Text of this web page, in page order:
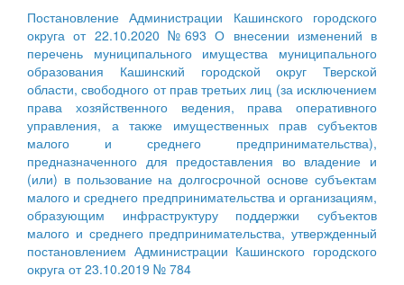
Постановление Администрации Кашинского городского
округа от 22.10.2020 №693 О внесении изменений в
перечень муниципального имущества муниципального
образования Кашинский городской округ Тверской
области, свободного от прав третьих лиц (за исключением
права хозяйственного ведения, права оперативного
управления, а также имущественных прав субъектов
малого и среднего предпринимательства),
предназначенного для предоставления во владение и
(или) в пользование на долгосрочной основе субъектам
малого и среднего предпринимательства и организациям,
образующим инфраструктуру поддержки субъектов
малого и среднего предпринимательства, утвержденный
постановлением Администрации Кашинского городского
округа от 23.10.2019 № 784